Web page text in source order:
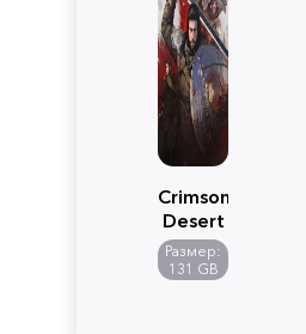
Crimson
Desert
Размер:
131 GB